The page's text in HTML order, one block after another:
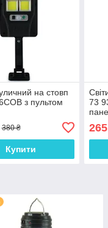
на стовп
з пультом
380 ₴
Купити
73
265